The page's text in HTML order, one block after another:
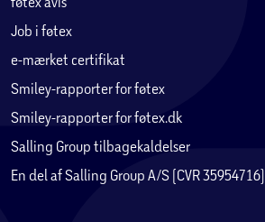
Job i føtex
e-mærket certifikat
Smiley-rapporter for føtex
Smiley-rapporter for føtex.dk
Salling Group tilbagekaldelser
En del af Salling Group A/S (CVR 35954716)